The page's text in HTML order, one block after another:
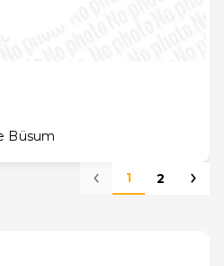
Büsum
1 2